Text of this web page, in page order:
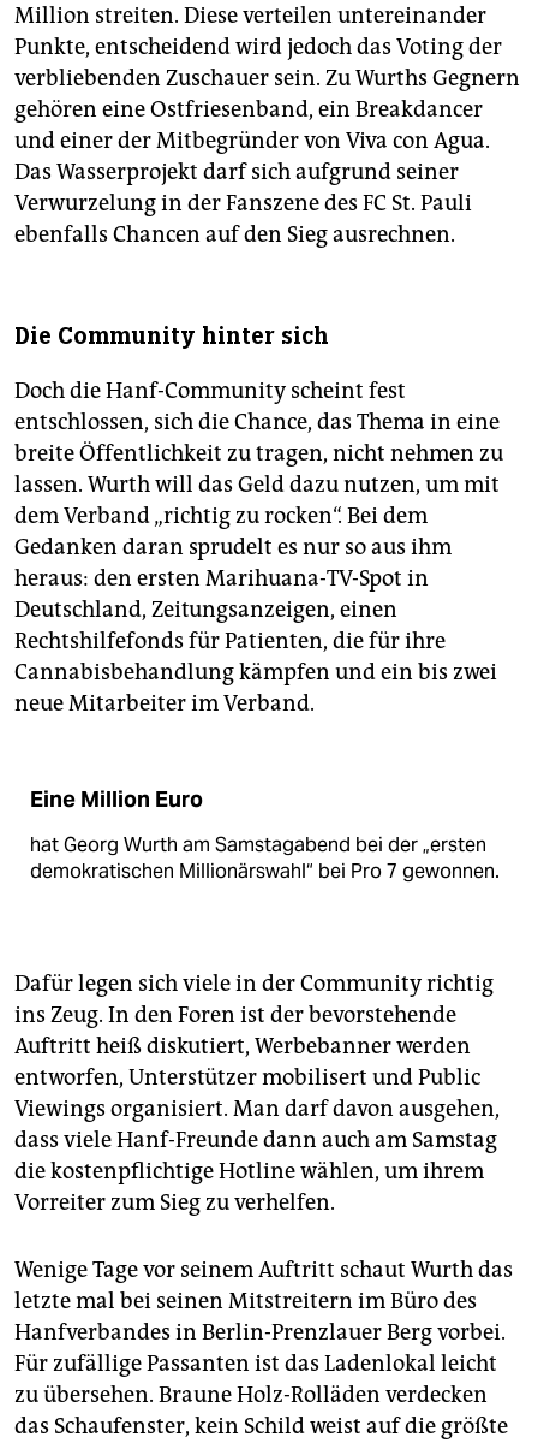
Million streiten. Diese verteilen untereinander
Punkte, entscheidend wird jedoch das Voting der
verbliebenden Zuschauer sein. Zu Wurths Gegnern
gehören eine Ostfriesenband, ein Breakdancer
und einer der Mitbegründer von Viva con Agua.
Das Wasserprojekt darf sich aufgrund seiner
Verwurzelung in der Fanszene des FC St. Pauli
ebenfalls Chancen auf den Sieg ausrechnen.
Die Community hinter sich
Doch die Hanf-Community scheint fest
entschlossen, sich die Chance, das Thema in eine
breite Öffentlichkeit zu tragen, nicht nehmen zu
lassen. Wurth will das Geld dazu nutzen, um mit
dem Verband „richtig zu rocken“. Bei dem
Gedanken daran sprudelt es nur so aus ihm
heraus: den ersten Marihuana-TV-Spot in
Deutschland, Zeitungsanzeigen, einen
Rechtshilfefonds für Patienten, die für ihre
Cannabisbehandlung kämpfen und ein bis zwei
neue Mitarbeiter im Verband.
Eine Million Euro
hat Georg Wurth am Samstagabend bei der „ersten
demokratischen Millionärswahl“ bei Pro 7 gewonnen.
Dafür legen sich viele in der Community richtig
ins Zeug. In den Foren ist der bevorstehende
Auftritt heiß diskutiert, Werbebanner werden
entworfen, Unterstützer mobilisert und Public
Viewings organisiert. Man darf davon ausgehen,
dass viele Hanf-Freunde dann auch am Samstag
die kostenpflichtige Hotline wählen, um ihrem
Vorreiter zum Sieg zu verhelfen.
Wenige Tage vor seinem Auftritt schaut Wurth das
letzte mal bei seinen Mitstreitern im Büro des
Hanfverbandes in Berlin-Prenzlauer Berg vorbei.
Für zufällige Passanten ist das Ladenlokal leicht
zu übersehen. Braune Holz-Rolläden verdecken
das Schaufenster, kein Schild weist auf die größte